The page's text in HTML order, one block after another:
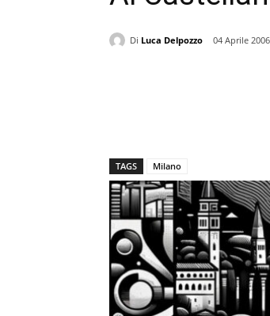
Di Luca Delpozzo
04 Aprile
TAGS Milano